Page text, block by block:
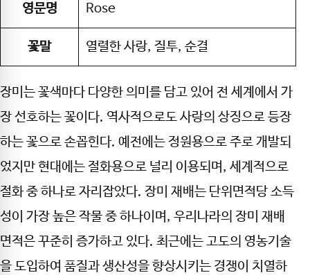
영문명 Rose
꽃말 열렬한 사랑, 질투, 순결
장미는 꽃색마다 다양한 의미를 담고 있어 전 세계에서 가
장 선호하는 꽃이다. 역사적으로도 사랑의 상징으로 등장
하는 꽃으로 손꼽힌다. 예전에는 정원용으로 주로 개발되
었지만 현대에는 절화용으로 널리 이용되며, 세계적으로
절화 중 하나로 자리잡았다. 장미 재배는 단위면적당 소득
성이 가장 높은 작물 중 하나이며, 우리나라의 장미 재배
면적은 꾸준히 증가하고 있다. 최근에는 고도의 영농기술
을 도입하여 품질과 생산성을 향상시키는 경쟁이 치열하